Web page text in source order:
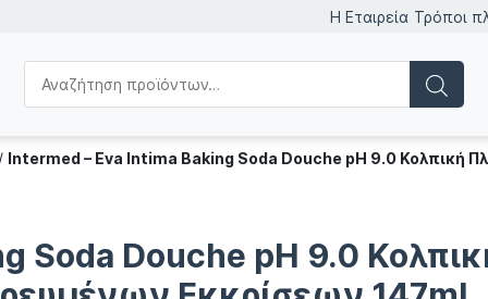
Η Εταιρεία Τρόποι
Intermed – Eva Intima Baking Soda Douche pH 9.0 Κολπική
Soda Douche pH 9.0